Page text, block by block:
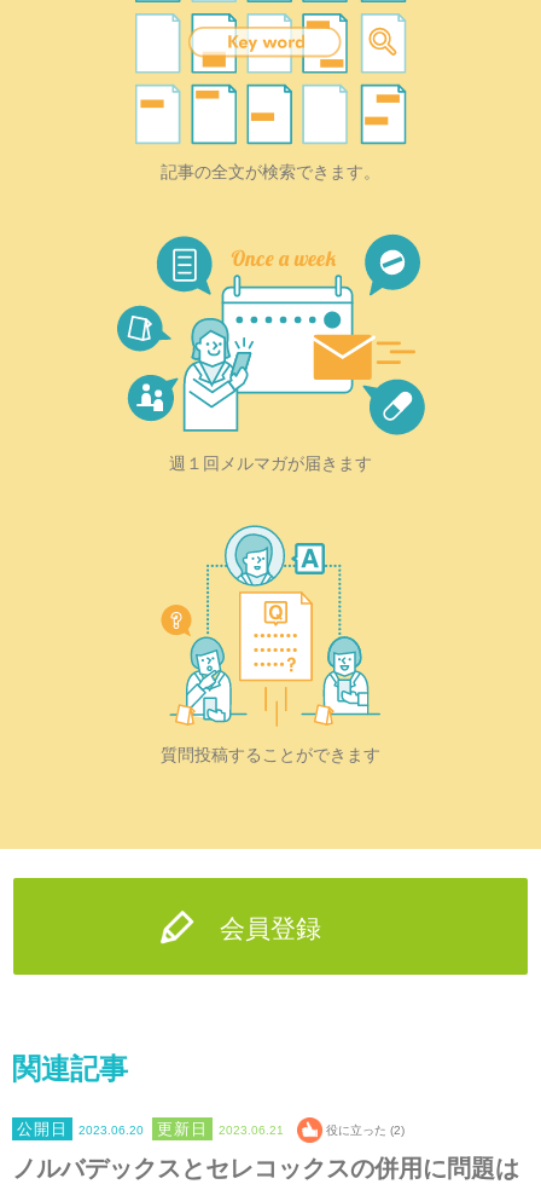
記事の全文が検索できます。
週１回メルマガが届きます
質問投稿することができます
会員登録
関連記事
2023.06.20 2023.06.21 役に立った (2)
ノルバデックスとセレコックスの併用に問題は